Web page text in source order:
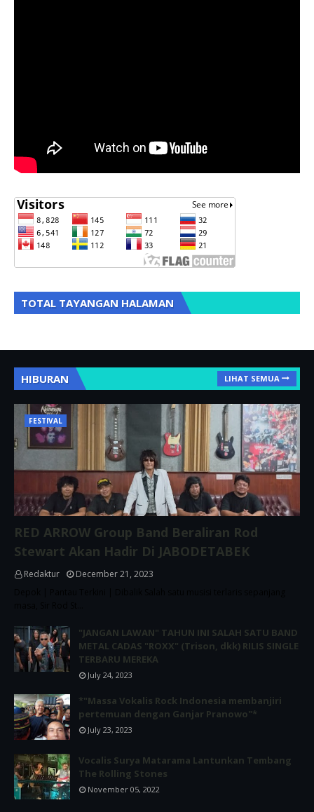
TOTAL TAYANGAN HALAMAN
HIBURAN LIHAT SEMUA
FESTIVAL
RED ARROW Group Band Beraliran Rod
Stewart Akan Hadir Di JABODETABEK
Redaktur
December 21, 2023
"JANGAN LAWAN" TAHUN INI SALAH SATU BAND
METAL CADAS "ROXX" (Trison, dkk) RILIS SINGLE
TERBARU MEREKA
July 24, 2023
*"Massa Vokalis Rock Indonesia membanjiri
pertemuan dengan Ganjar Pranowo"*
July 23, 2023
Vocalis Surya Matarama Lantunkan Tembang
The Rolling Stones
November 05, 2022